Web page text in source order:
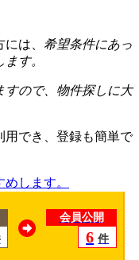
は、 希望条件にあっ
す。
すので、物件探しに大
用でき、登録も簡単で
会員公開
6 件